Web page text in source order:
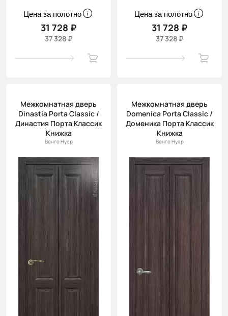
Цена за полотно
31 728 ₽
37 328 ₽
Цена за полотно
31 728 ₽
37 328 ₽
Межкомнатная дверь
Dinastia Porta Classic /
Династия Порта Классик
Книжка
Венге Нуар
Межкомнатная дверь
Domenica Porta Classic /
Доменика Порта Классик
Книжка
Венге Нуар